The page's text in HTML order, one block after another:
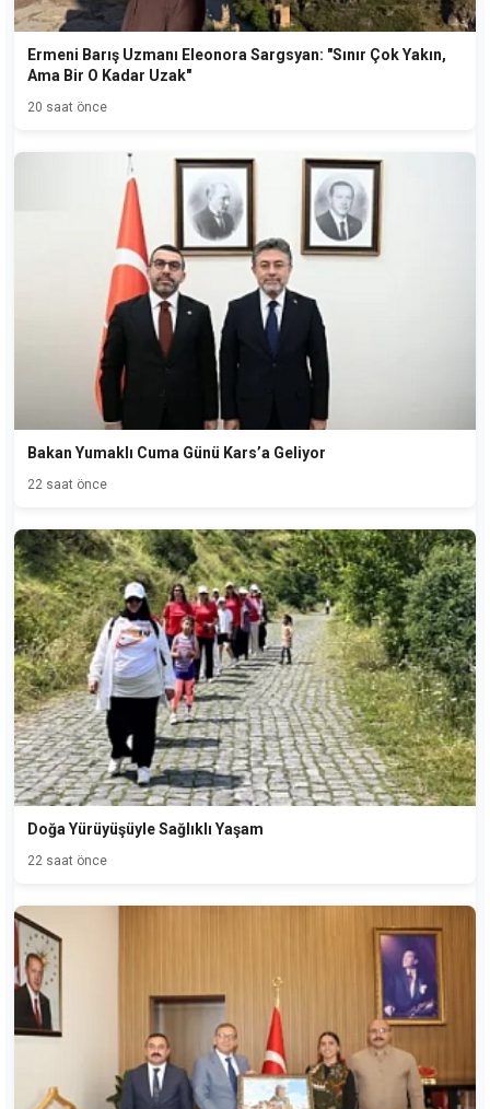
Ermeni Barış Uzmanı Eleonora Sargsyan: "Sınır Çok Yakın,
Ama Bir O Kadar Uzak"
20 saat önce
Bakan Yumaklı Cuma Günü Kars’a Geliyor
22 saat önce
Doğa Yürüyüşüyle Sağlıklı Yaşam
22 saat önce